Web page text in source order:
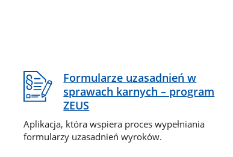
Formularze uzasadnień w
sprawach karnych – program
ZEUS
Aplikacja, która wspiera proces wypełniania
formularzy uzasadnień wyroków.